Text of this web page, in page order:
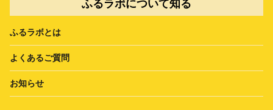
ふるラボについて知る
ふるラボとは
よくあるご質問
お知らせ